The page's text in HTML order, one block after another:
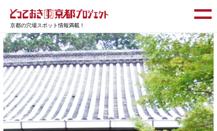
京都の穴場スポット情報満載！